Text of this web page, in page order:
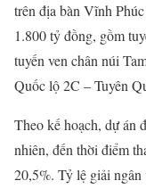
trên địa bàn Vĩnh
1.800 tỷ đồng, gồm
tuyến ven chân núi
Quốc lộ 2C – Tuyên
Theo kế hoạch, dự án
nhiên, đến thời điểm
20,5%. Tỷ lệ giải